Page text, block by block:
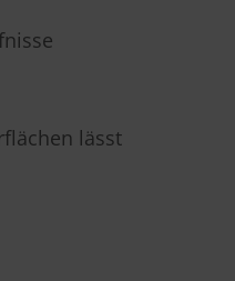
lässt